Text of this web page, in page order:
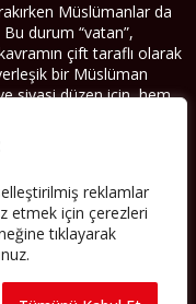
reklamlar
etmek için çerezleri
tıklayarak
Müslümanlar da
Bu durum “vatan”,
çift taraflı olarak
bir Müslüman
siyasi düzen için, hem
EDEBILIRSINIZ